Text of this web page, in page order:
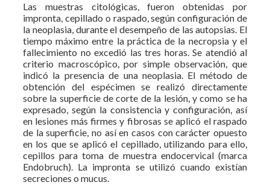
Las muestras citológicas, fueron obtenidas por
impronta, cepillado o raspado, según configuración de
la neoplasia, durante el desempeño de las autopsias. El
tiempo máximo entre la práctica de la necropsia y el
fallecimiento no excedió las tres horas. Se atendió al
criterio macroscópico, por simple observación, que
indicó la presencia de una neoplasia. El método de
obtención del espécimen se realizó directamente
sobre la superficie de corte de la lesión, y como se ha
expresado, según la consistencia y configuración, así
en lesiones más firmes y fibrosas se aplicó el raspado
de la superficie, no así en casos con carácter opuesto
en los que se aplicó el cepillado, utilizando para ello,
cepillos para toma de muestra endocervical (marca
Endobruch). La impronta se utilizó cuando existían
secreciones o mucus.